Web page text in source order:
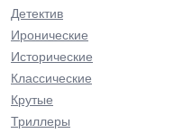
Детектив
Иронические
Исторические
Классические
Крутые
Триллеры